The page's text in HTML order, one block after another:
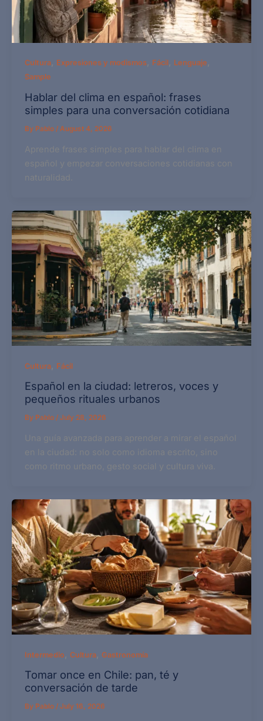
Cultura, Expresiones y modismos, Fácil, Lenguaje ,
Sample
Hablar del clima en español: frases
simples para una conversación cotidiana
By Pablo / August 4, 2026
Aprende frases simples para hablar del clima en
español y empezar conversaciones cotidianas con
naturalidad.
Cultura, Fácil
Español en la ciudad: letreros, voces y
pequeños rituales urbanos
By Pablo / July 28, 2026
Una guía avanzada para aprender a mirar el español
en la ciudad: no solo como idioma escrito, sino
como ritmo urbano, gesto social y cultura viva.
Intermedio , Cultura, Gastronomía
Tomar once en Chile: pan, té y
conversación de tarde
By Pablo / July 16, 2026